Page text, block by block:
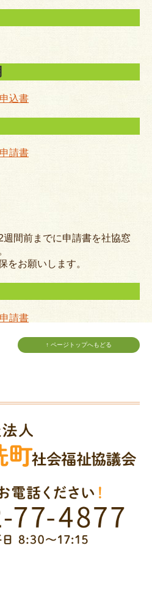
方へ
紹介
ーク
込書
請書
週間前までに申請書を社協窓
をお願いします。
請書
↑ ページトップへもどる